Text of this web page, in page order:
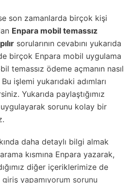
son zamanlarda birçok kişi
Enpara mobil temassız
sorularının cevabını yukarıda
birçok Enpara mobil uygulama
temassız ödeme açmanın nasıl
Bu işlemi yukarıdaki adımları
Yukarıda paylaştığımız
sorunu kolay bir
daha detaylı bilgi almak
kısmına Enpara yazarak,
diğer içeriklerimize de
giriş yapamıyorum sorunu